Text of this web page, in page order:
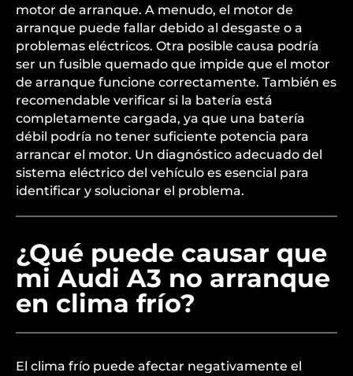
motor de arranque. A menudo, el motor de
arranque puede fallar debido al desgaste o a
problemas eléctricos. Otra posible causa podría
ser un fusible quemado que impide que el motor
de arranque funcione correctamente. También es
recomendable verificar si la batería está
completamente cargada, ya que una batería
débil podría no tener suficiente potencia para
arrancar el motor. Un diagnóstico adecuado del
sistema eléctrico del vehículo es esencial para
identificar y solucionar el problema.
¿Qué puede causar que
mi Audi A3 no arranque
en clima frío?
El clima frío puede afectar negativamente el